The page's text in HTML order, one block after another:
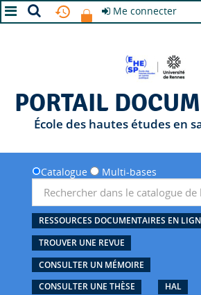
Me connecter
PORTAIL
École des hautes études en
Catalogue Multi-bases
RESSOURCES DOCUMENTAIRES EN
TROUVER UNE REVUE
CONSULTER UN MÉMOIRE
CONSULTER UNE THÈSE
HAL